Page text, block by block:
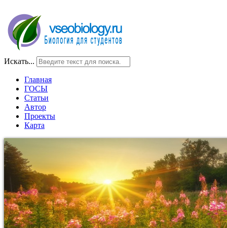
Искать...
Главная
ГОСЫ
Статьи
Автор
Проекты
Карта